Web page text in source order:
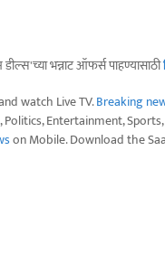
भन्नाट ऑफर्स पाहण्यासाठी
watch Live TV.Breaking
, Politics, Entertainment,
on Mobile. Download the